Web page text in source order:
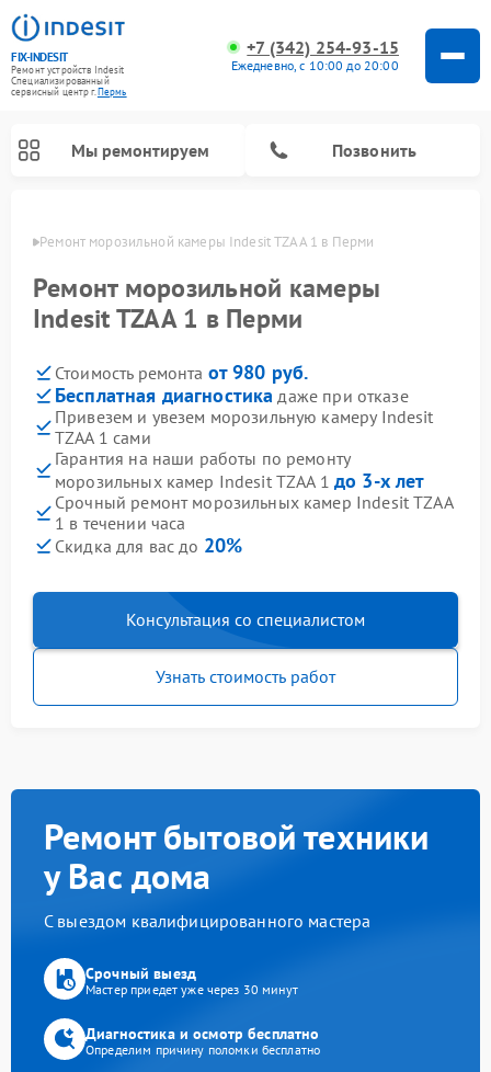
FIX-INDESIT
Ремонт устройств Indesit
Специализированный
cервисный центр г.Пермь
+7 (342) 254-93-15
Ежедневно, с 10:00 до 20:00
Мы ремонтируем Позвонить
Ремонт морозильной камеры Indesit TZAA 1 в Перми
Ремонт морозильной камеры
Indesit TZAA 1 в Перми
Стоимость ремонта от 980 руб.
Бесплатная диагностика даже при отказе
Привезем и увезем морозильную камеру Indesit
TZAA 1 сами
Гарантия на наши работы по ремонту
морозильных камер Indesit TZAA 1 до 3-х лет
Срочный ремонт морозильных камер Indesit TZAA
1 в течении часа
Скидка для вас до 20%
Консультация со специалистом
Узнать стоимость работ
Ремонт бытовой техники
у Вас дома
С выездом квалифицированного мастера
Срочный выезд
Мастер приедет уже через 30 минут
Диагностика и осмотр бесплатно
Определим причину поломки бесплатно